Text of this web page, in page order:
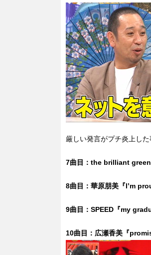
厳しい発言がプチ炎上し
7曲目：the brilliant
8曲目：華原朋美『I’m
9曲目：SPEED『my
10曲目：広瀬香美『